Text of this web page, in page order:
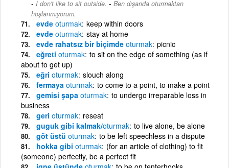
I don't like to sit outside. - Ben dışarıda oturmaktan
hoşlanmıyorum.
evde oturmak keep within doors
evde oturmak stay at home
evde rahatsız bir biçimde oturmak picnic
eğreti oturmak to sit on the edge of something (as if
about to get up)
eğri oturmak slouch along
fermaya oturmak to come to a point, to make a point
gemisi şapa oturmak to undergo irreparable loss in
business
geri oturmak reseat
guguk gibi kalmak/oturmak to live alone, be alone
göt üstü oturmak to be left speechless in a dispute
hokka gibi oturmak (for an article of clothing) to fit
(someone) perfectly, be a perfect fit